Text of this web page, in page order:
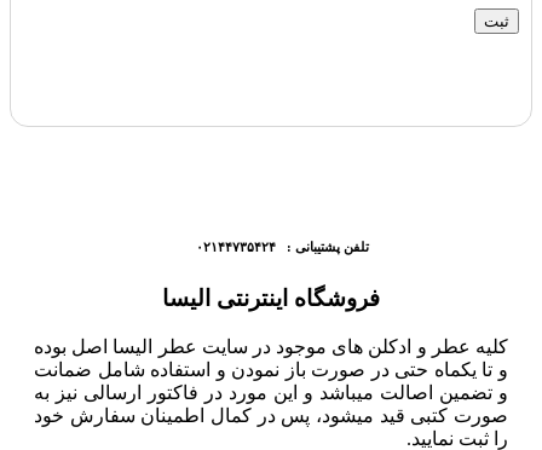
تلفن پشتیبانی : ۰۲۱۴۴۷۳۵۴۲۴
فروشگاه اینترنتی الیسا
کلیه عطر و ادکلن های موجود در سایت عطر الیسا اصل بوده
و تا یکماه حتی در صورت باز نمودن و استفاده شامل ضمانت
و تضمین اصالت میباشد و این مورد در فاکتور ارسالی نیز به
صورت کتبی قید میشود، پس در کمال اطمینان سفارش خود
را ثبت نمایید.